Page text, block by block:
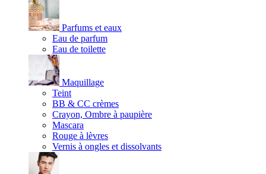
Parfums et eaux
Eau de parfum
Eau de toilette
Maquillage
Teint
BB & CC crèmes
Crayon, Ombre à paupière
Mascara
Rouge à lèvres
Vernis à ongles et dissolvants